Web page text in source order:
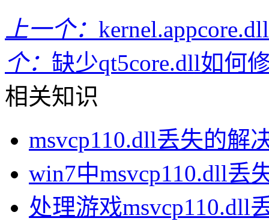
上一个：
个： 缺少qt5core.dll如何
相关知识
msvcp110.dll丢失的解
win7中msvcp110.dll丢
处理游戏msvcp110.dll